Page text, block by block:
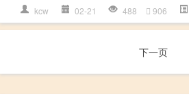
kcw 02-21 488 906
下一页